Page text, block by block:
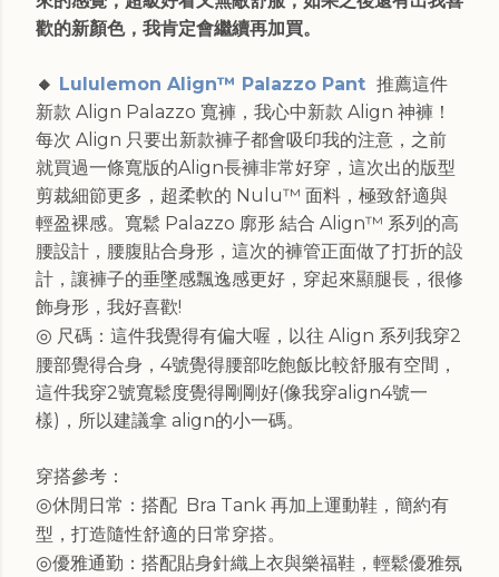
歡的新顏色，我肯定會繼續再加買。
🔸 Lululemon Align™ Palazzo Pant 推薦這件
新款 Align Palazzo 寬褲，我心中新款 Align 神褲！
每次 Align 只要出新款褲子都會吸印我的注意，之前
就買過一條寬版的Align長褲非常好穿，這次出的版型
剪裁細節更多，超柔軟的 Nulu™ 面料，極致舒適與
輕盈裸感。寬鬆 Palazzo 廓形 結合 Align™ 系列的高
腰設計，腰腹貼合身形，這次的褲管正面做了打折的設
計，讓褲子的垂墜感飄逸感更好，穿起來顯腿長，很修
飾身形，我好喜歡!
◎ 尺碼：這件我覺得有偏大喔，以往 Align 系列我穿2
腰部覺得合身，4號覺得腰部吃飽飯比較舒服有空間，
這件我穿2號寬鬆度覺得剛剛好(像我穿align4號一
樣)，所以建議拿 align的小一碼。
穿搭參考：
◎休閒日常：搭配 Bra Tank 再加上運動鞋，簡約有
型，打造隨性舒適的日常穿搭。
◎優雅通勤：搭配貼身針織上衣與樂福鞋，輕鬆優雅氛